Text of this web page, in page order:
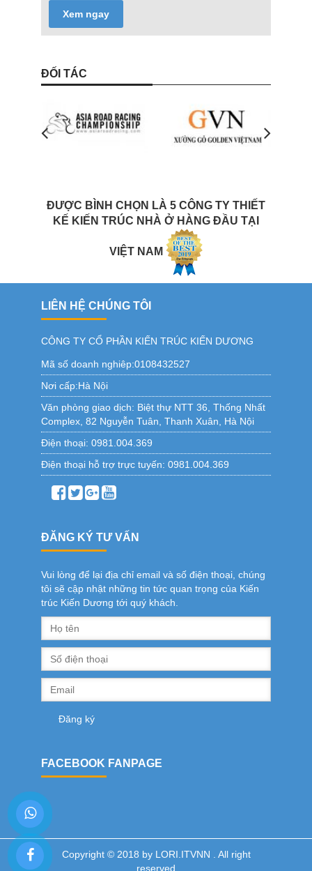
Xem ngay
ĐỐI TÁC
ĐƯỢC BÌNH CHỌN LÀ 5 CÔNG TY THIẾT
KẾ KIẾN TRÚC NHÀ Ở HÀNG ĐẦU TẠI
VIỆT NAM
LIÊN HỆ CHÚNG TÔI
CÔNG TY CỔ PHẦN KIẾN TRÚC KIẾN DƯƠNG
Mã số doanh nghiêp:0108432527
Nơi cấp:Hà Nội
Văn phòng giao dịch: Biệt thự NTT 36, Thống Nhất
Complex, 82 Nguyễn Tuân, Thanh Xuân, Hà Nội
Điện thoại: 0981.004.369
Điện thoại hỗ trợ trực tuyến: 0981.004.369
ĐĂNG KÝ TƯ VẤN
Vui lòng để lại địa chỉ email và số điện thoại, chúng
tôi sẽ cập nhật những tin tức quan trọng của Kiến
trúc Kiến Dương tới quý khách.
FACEBOOK FANPAGE
Copyright © 2018 by LORI.ITVNN . All right
reserved